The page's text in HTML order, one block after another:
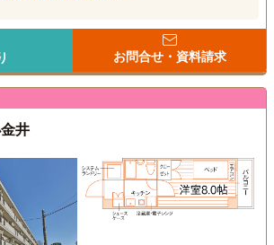
お問合せ・資料請求
井